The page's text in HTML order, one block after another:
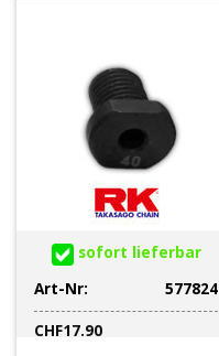
sofort lieferbar
Art-Nr:
577824
CHF17.90